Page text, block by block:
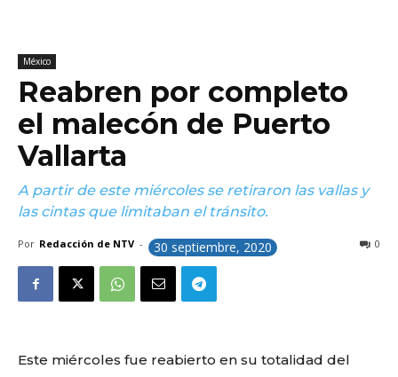
México
Reabren por completo
el malecón de Puerto
Vallarta
A partir de este miércoles se retiraron las vallas y
las cintas que limitaban el tránsito.
Por Redacción de NTV - 30 septiembre, 2020 0
Este miércoles fue reabierto en su totalidad del